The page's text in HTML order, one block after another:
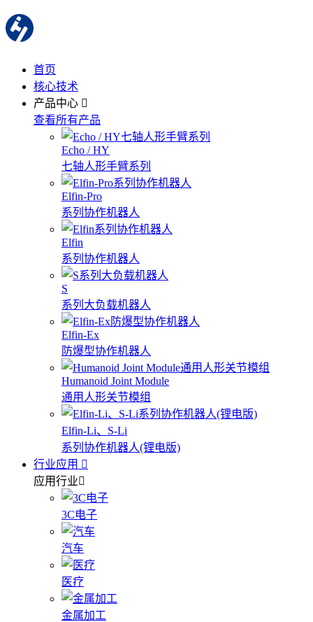
首页
核心技术
产品中心
查看所有产品
Echo / HY
七轴人形手臂系列
Elfin-Pro
系列协作机器人
Elfin
系列协作机器人
S
系列大负载机器人
Elfin-Ex
防爆型协作机器人
Humanoid Joint Module
通用人形关节模组
Elfin-Li、S-Li
系列协作机器人(锂电版)
行业应用
应用行业
3C电子
汽车
医疗
金属加工